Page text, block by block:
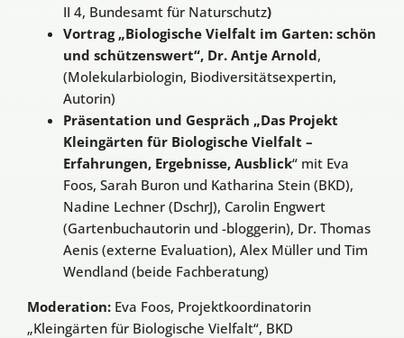
II 4, Bundesamt für Naturschutz)
Vortrag „Biologische Vielfalt im Garten: schön
und schützenswert“, Dr. Antje Arnold,
(Molekularbiologin, Biodiversitätsexpertin,
Autorin)
Präsentation und Gespräch „Das Projekt
Kleingärten für Biologische Vielfalt –
Erfahrungen, Ergebnisse, Ausblick“ mit Eva
Foos, Sarah Buron und Katharina Stein (BKD),
Nadine Lechner (DschrJ), Carolin Engwert
(Gartenbuchautorin und -bloggerin), Dr. Thomas
Aenis (externe Evaluation), Alex Müller und Tim
Wendland (beide Fachberatung)
Moderation:Eva Foos, Projektkoordinatorin
„Kleingärten für Biologische Vielfalt“, BKD